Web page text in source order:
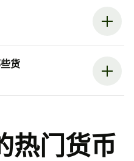
货
热门货币